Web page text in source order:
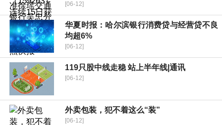
[06-12]
华夏时报：哈尔滨银行消费贷与经营贷不良
均超6%
[06-12]
119只股中线走稳 站上半年线|通讯
[06-12]
外卖包装，犯不着这么“装”
[06-12]